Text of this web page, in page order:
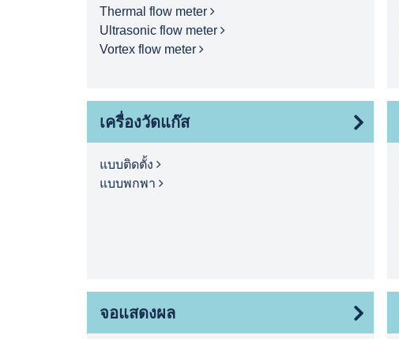
Thermal flow meter
Ultrasonic flow meter
Vortex flow meter
เครื่องวัดแก๊ส
แบบติดตั้ง
แบบพกพา
จอแสดงผล